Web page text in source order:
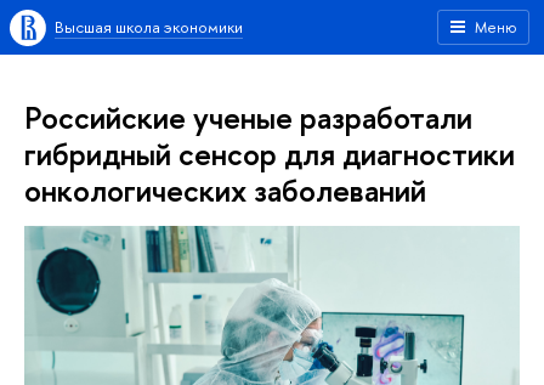
Меню
Высшая школа экономики
Российские ученые разработали
гибридный сенсор для диагностики
онкологических заболеваний